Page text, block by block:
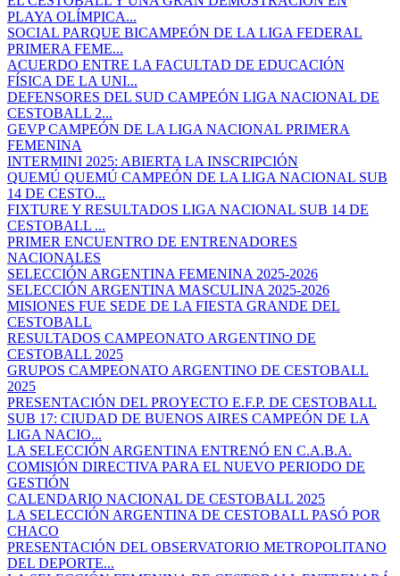
PLAYA OLÍMPICA...
SOCIAL PARQUE BICAMPEÓN DE LA LIGA FEDERAL
PRIMERA FEME...
ACUERDO ENTRE LA FACULTAD DE EDUCACIÓN
FÍSICA DE LA UNI...
DEFENSORES DEL SUD CAMPEÓN LIGA NACIONAL DE
CESTOBALL 2...
GEVP CAMPEÓN DE LA LIGA NACIONAL PRIMERA
FEMENINA
INTERMINI 2025: ABIERTA LA INSCRIPCIÓN
QUEMÚ QUEMÚ CAMPEÓN DE LA LIGA NACIONAL SUB
14 DE CESTO...
FIXTURE Y RESULTADOS LIGA NACIONAL SUB 14 DE
CESTOBALL ...
PRIMER ENCUENTRO DE ENTRENADORES
NACIONALES
SELECCIÓN ARGENTINA FEMENINA 2025-2026
SELECCIÓN ARGENTINA MASCULINA 2025-2026
MISIONES FUE SEDE DE LA FIESTA GRANDE DEL
CESTOBALL
RESULTADOS CAMPEONATO ARGENTINO DE
CESTOBALL 2025
GRUPOS CAMPEONATO ARGENTINO DE CESTOBALL
2025
PRESENTACIÓN DEL PROYECTO E.F.P. DE CESTOBALL
SUB 17: CIUDAD DE BUENOS AIRES CAMPEÓN DE LA
LIGA NACIO...
LA SELECCIÓN ARGENTINA ENTRENÓ EN C.A.B.A.
COMISIÓN DIRECTIVA PARA EL NUEVO PERIODO DE
GESTIÓN
CALENDARIO NACIONAL DE CESTOBALL 2025
LA SELECCIÓN ARGENTINA DE CESTOBALL PASÓ POR
CHACO
PRESENTACIÓN DEL OBSERVATORIO METROPOLITANO
DEL DEPORTE...